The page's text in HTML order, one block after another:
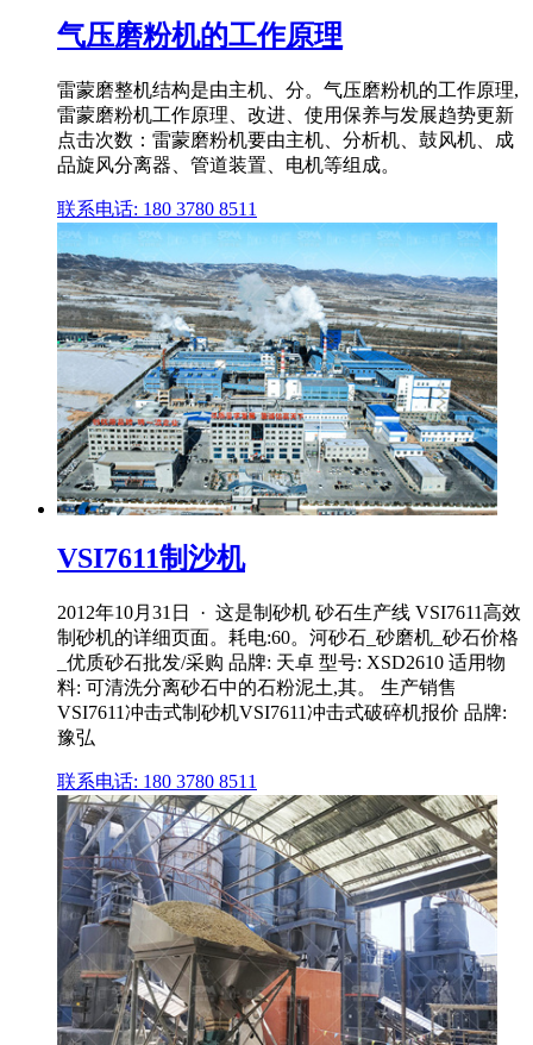
气压磨粉机的工作原理
雷蒙磨整机结构是由主机、分。气压磨粉机的工作原理,
雷蒙磨粉机工作原理、改进、使用保养与发展趋势更新
点击次数：雷蒙磨粉机要由主机、分析机、鼓风机、成
品旋风分离器、管道装置、电机等组成。
联系电话: 180 3780 8511
VSI7611制沙机
2012年10月31日 · 这是制砂机 砂石生产线 VSI7611高效
制砂机的详细页面。耗电:60。河砂石_砂磨机_砂石价格
_优质砂石批发/采购 品牌: 天卓 型号: XSD2610 适用物
料: 可清洗分离砂石中的石粉泥土,其。 生产销售
VSI7611冲击式制砂机VSI7611冲击式破碎机报价 品牌:
豫弘
联系电话: 180 3780 8511